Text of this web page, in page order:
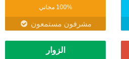
100% مجاني
مشرفون مستمعون
الزوار